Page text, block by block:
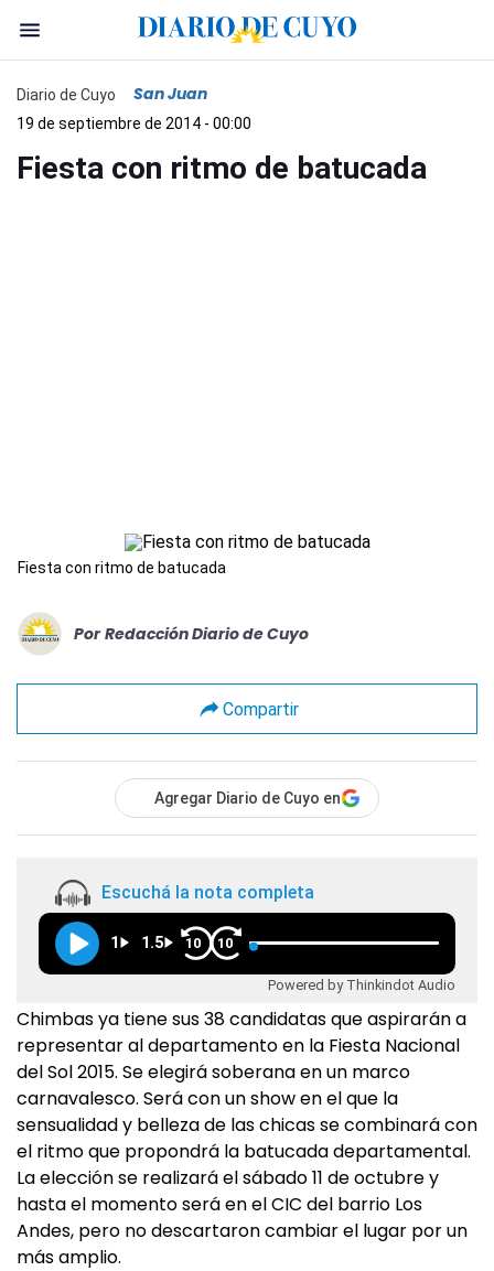
Diario de Cuyo San Juan
19 de septiembre de 2014 - 00:00
Fiesta con ritmo de batucada
Fiesta con ritmo de batucada
Por Redacción Diario de Cuyo
Compartir
Agregar Diario de Cuyo en
Escuchá la nota completa
1 1.5 10 10
Powered by Thinkindot Audio
Chimbas ya tiene sus 38 candidatas que aspirarán a
representar al departamento en la Fiesta Nacional
del Sol 2015. Se elegirá soberana en un marco
carnavalesco. Será con un show en el que la
sensualidad y belleza de las chicas se combinará con
el ritmo que propondrá la batucada departamental.
La elección se realizará el sábado 11 de octubre y
hasta el momento será en el CIC del barrio Los
Andes, pero no descartaron cambiar el lugar por un
más amplio.